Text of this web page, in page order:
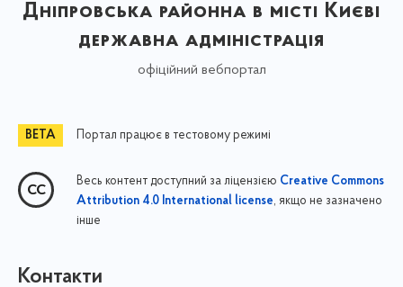
Дніпровська районна в місті Києві
державна адміністрація
офіційний вебпортал
Портал працює в тестовому режимі
Весь контент доступний за ліцензією Creative Commons
Attribution 4.0 International license, якщо не зазначено
інше
Контакти